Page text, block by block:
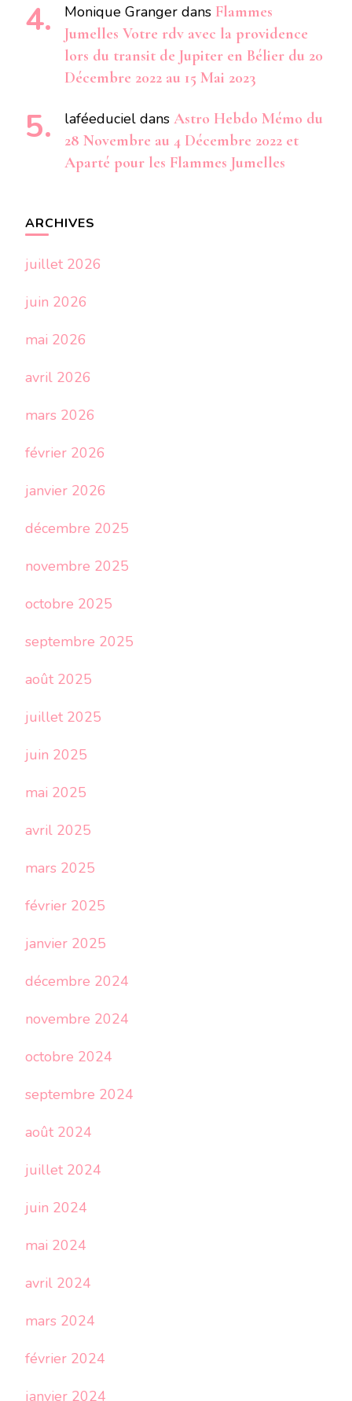
Monique Granger dans Flammes
Jumelles Votre rdv avec la providence
lors du transit de Jupiter en Bélier du 20
Décembre 2022 au 15 Mai 2023
laféeduciel dans Astro Hebdo Mémo du
28 Novembre au 4 Décembre 2022 et
Aparté pour les Flammes Jumelles
ARCHIVES
juillet 2026
juin 2026
mai 2026
avril 2026
mars 2026
février 2026
janvier 2026
décembre 2025
novembre 2025
octobre 2025
septembre 2025
août 2025
juillet 2025
juin 2025
mai 2025
avril 2025
mars 2025
février 2025
janvier 2025
décembre 2024
novembre 2024
octobre 2024
septembre 2024
août 2024
juillet 2024
juin 2024
mai 2024
avril 2024
mars 2024
février 2024
janvier 2024